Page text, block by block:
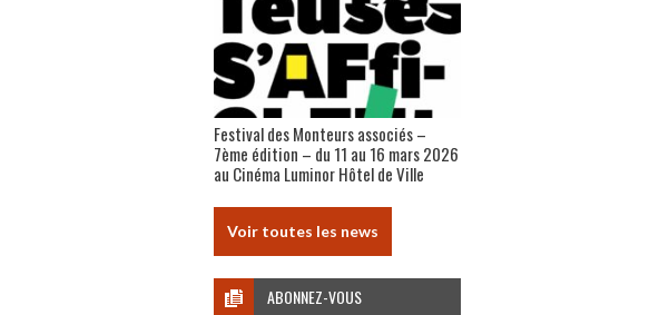
Festival des Monteurs associés –
7ème édition – du 11 au 16 mars 2026
au Cinéma Luminor Hôtel de Ville
Voir toutes les news
ABONNEZ-VOUS